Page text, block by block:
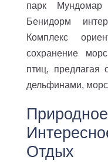
парк Мундомар
Бенидорм
Комплекс
сохранение
птиц, предлагая
дельфинами,
Отдых